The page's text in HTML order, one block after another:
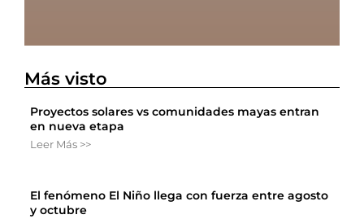
Más visto
Proyectos solares vs comunidades mayas entran
en nueva etapa
Leer Más >>
El fenómeno El Niño llega con fuerza entre agosto
y octubre